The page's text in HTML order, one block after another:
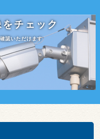
チェック
認いただけます